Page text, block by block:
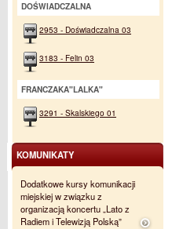
DOŚWIADCZALNA
2953 - Doświadczalna 03
3183 - Felin 03
FRANCZAKA"LALKA"
3291 - Skalskiego 01
KOMUNIKATY
Dodatkowe kursy komunikacji
miejskiej w związku z
organizacją koncertu „Lato z
Radiem i Telewizją Polską”